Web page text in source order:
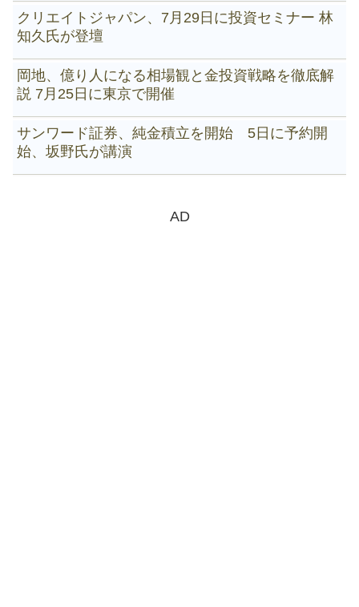
クリエイトジャパン、7月29日に投資セミナー 林
知久氏が登壇
岡地、億り人になる相場観と金投資戦略を徹底解
説 7月25日に東京で開催
サンワード証券、純金積立を開始 5日に予約開
始、坂野氏が講演
AD